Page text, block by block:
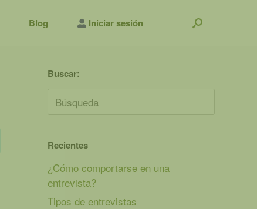
Blog Iniciar sesión
Buscar:
Buscar:
Recientes
¿Cómo comportarse en una
entrevista?
Tipos de entrevistas